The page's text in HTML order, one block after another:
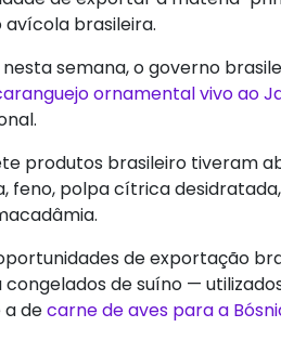
avícola brasileira.
semana, o governo
ornamental vivo ao
produtos brasileiro tiveram
feno, polpa cítrica
de exportação
congelados de suíno —
a decarne de aves para a